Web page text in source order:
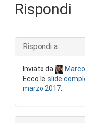
Rispondi
Rispondi a:
Inviato da
Ecco le slide
marzo 2017